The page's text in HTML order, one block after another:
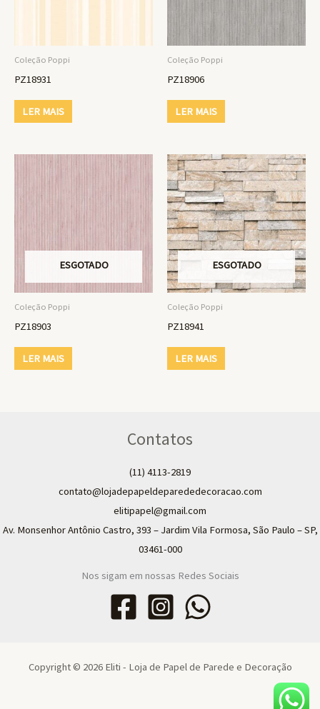
Coleção Poppi
PZ18931
LER MAIS
Coleção Poppi
PZ18906
LER MAIS
ESGOTADO
Coleção Poppi
PZ18903
LER MAIS
ESGOTADO
Coleção Poppi
PZ18941
LER MAIS
Contatos
(11) 4113-2819
contato@lojadepapeldeparededecoracao.com
elitipapel@gmail.com​
Av. Monsenhor Antônio Castro, 393 – Jardim Vila Formosa, São Paulo – SP,
03461-000
Nos sigam em nossas Redes Sociais
Copyright © 2026 Eliti - Loja de Papel de Parede e Decoração